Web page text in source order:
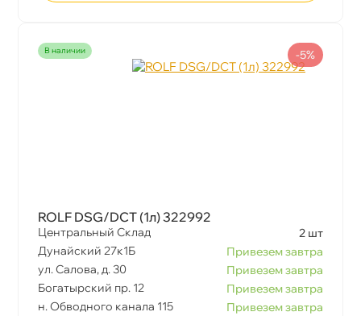
наличии
ROLF DSG/DCT (1л) 322992
Центральный Склад
2 шт
Дунайский 27к1Б
Привезем завтра
ул. Салова, д. 30
Привезем завтра
Богатырский пр. 12
Привезем завтра
н. Обводного канала 115
Привезем завтра
-5%